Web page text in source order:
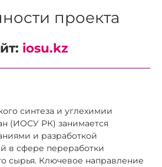
проекта
iosu.kz
синтеза и углехимии
(ИОСУ РК) занимается
и разработкой
в сфере переработки
сырья. Ключевое направление